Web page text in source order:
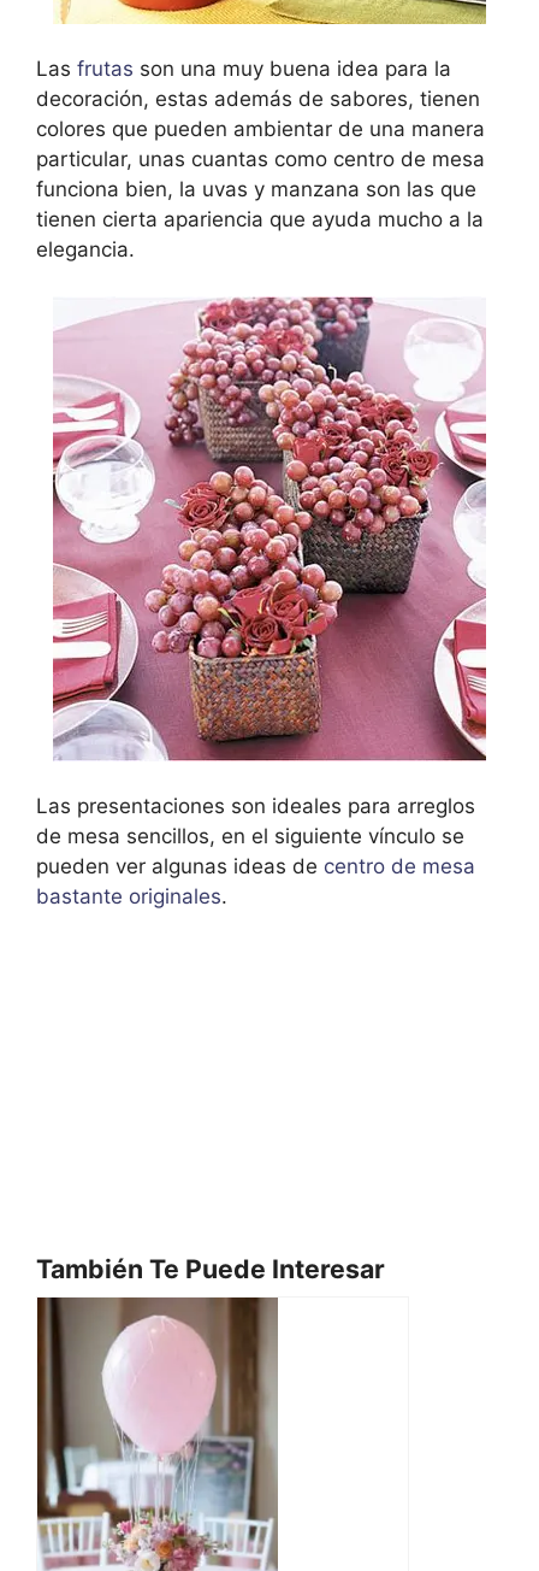
Las frutas son una muy buena idea para la
decoración, estas además de sabores, tienen
colores que pueden ambientar de una manera
particular, unas cuantas como centro de mesa
funciona bien, la uvas y manzana son las que
tienen cierta apariencia que ayuda mucho a la
elegancia.
Las presentaciones son ideales para arreglos
de mesa sencillos, en el siguiente vínculo se
pueden ver algunas ideas de centro de mesa
bastante originales.
También Te Puede Interesar